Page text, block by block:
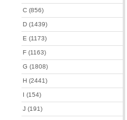
C (856)
D (1439)
E (1173)
F (1163)
G (1808)
H (2441)
I (154)
J (191)